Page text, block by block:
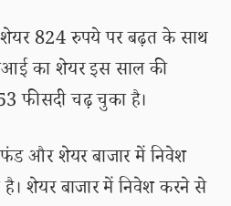
824 रुपये पर बढ़त के साथ
का शेयर इस साल की
चढ़ चुका है।
और शेयर बाजार में निवेश
है। शेयर बाजार में निवेश करने से